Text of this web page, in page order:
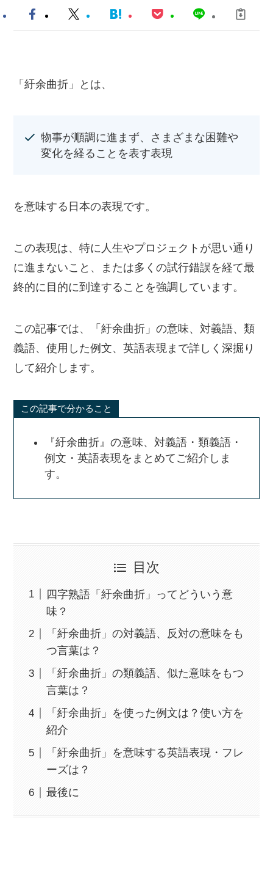
「紆余曲折」とは、
物事が順調に進まず、さまざまな困難や
変化を経ることを表す表現
を意味する日本の表現です。
この表現は、特に人生やプロジェクトが思い通り
に進まないこと、または多くの試行錯誤を経て最
終的に目的に到達することを強調しています。
この記事では、「紆余曲折」の意味、対義語、類
義語、使用した例文、英語表現まで詳しく深掘り
して紹介します。
この記事で分かること
『紆余曲折』の意味、対義語・類義語・
例文・英語表現をまとめてご紹介しま
す。
目次
四字熟語「紆余曲折」ってどういう意
味？
「紆余曲折」の対義語、反対の意味をも
つ言葉は？
「紆余曲折」の類義語、似た意味をもつ
言葉は？
「紆余曲折」を使った例文は？使い方を
紹介
「紆余曲折」を意味する英語表現・フレ
ーズは？
最後に